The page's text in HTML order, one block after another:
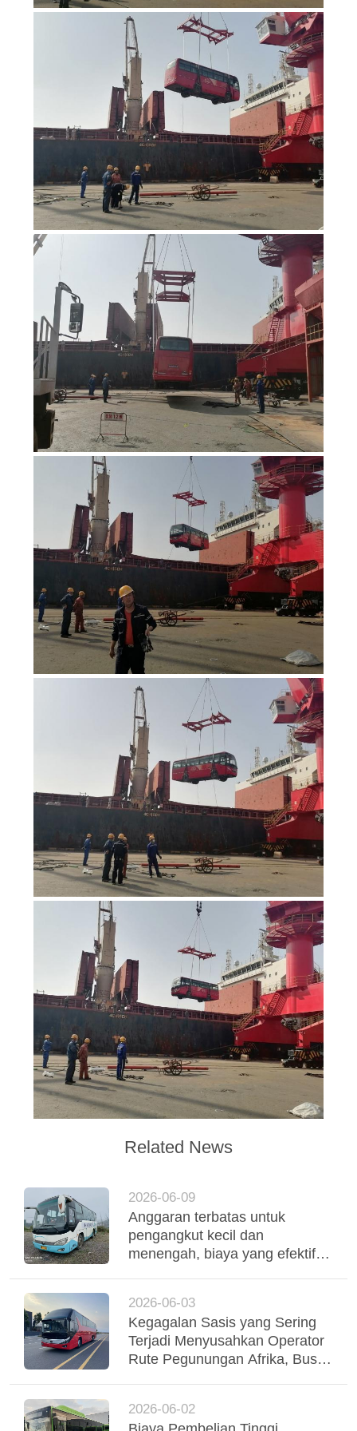
Related News
2026-06-09
Anggaran terbatas untuk
pengangkut kecil dan
menengah, biaya yang efektif
yang stabil
2026-06-03
Kegagalan Sasis yang Sering
Terjadi Menyusahkan Operator
Rute Pegunungan Afrika, Bus
2026-06-02